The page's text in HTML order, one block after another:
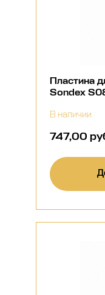
Пластина
Sondex
В наличии
747,00